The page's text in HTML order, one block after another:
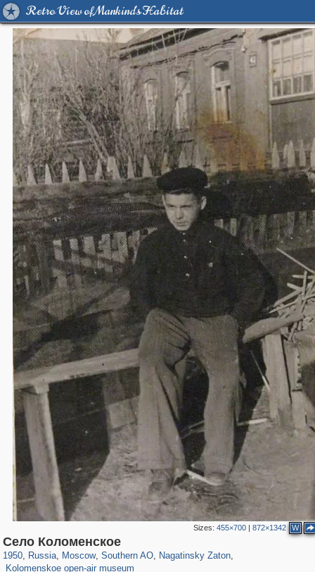
Retro View of Mankind's Habitat
Sizes: 455×700| 872×1342 W
Село Коломенское
1950, Russia
1,406,875 29,248
, Moscow
319,861 8,286
, Southern AO
21,648 390
, Nagatinsky Zaton,
Kolomenskoe open-air museum
2,331 94